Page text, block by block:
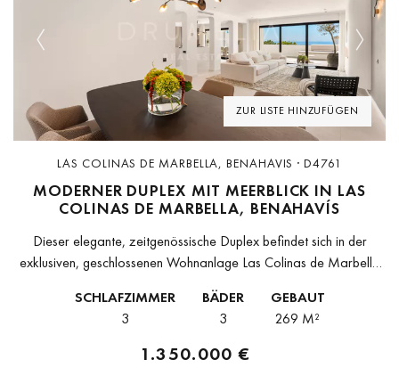
ZUR LISTE HINZUFÜGEN
Previous Next
LAS COLINAS DE MARBELLA, BENAHAVIS · D4761
MODERNER DUPLEX MIT MEERBLICK IN LAS
COLINAS DE MARBELLA, BENAHAVÍS
Dieser elegante, zeitgenössische Duplex befindet sich in der
exklusiven, geschlossenen Wohnanlage Las Colinas de Marbella
funktionales und modernes Design,...
SCHLAFZIMMER
3
BÄDER
3
GEBAUT
269 M²
1.350.000 €